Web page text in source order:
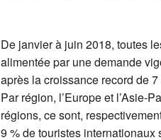
De janvier à juin 2018, toutes
alimentée par une demande
après la croissance record de
Par région, l’Europe et l’Asie-
régions, ce sont,
9 % de touristes internationaux